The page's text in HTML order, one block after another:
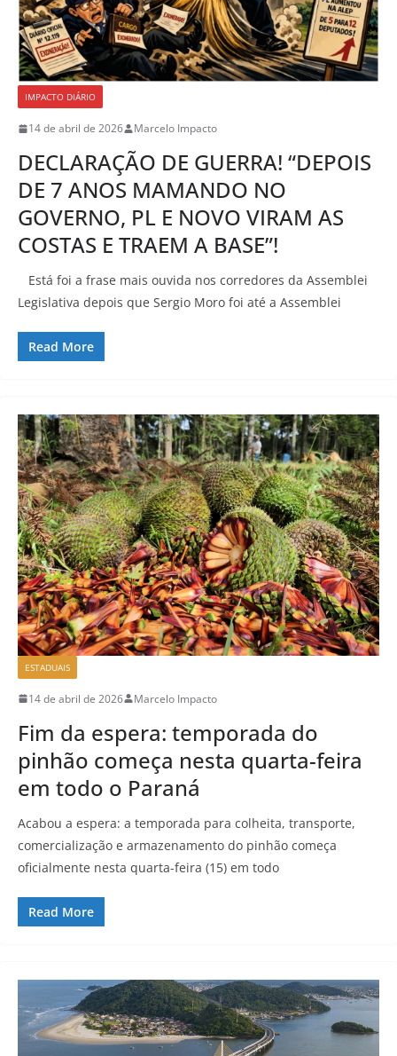
IMPACTO DIÁRIO
14 de abril de 2026 Marcelo Impacto
DECLARAÇÃO DE GUERRA! “DEPOIS
DE 7 ANOS MAMANDO NO
GOVERNO, PL E NOVO VIRAM AS
COSTAS E TRAEM A BASE”!
Está foi a frase mais ouvida nos corredores da Assemblei
Legislativa depois que Sergio Moro foi até a Assemblei
Read More
ESTADUAIS
14 de abril de 2026 Marcelo Impacto
Fim da espera: temporada do
pinhão começa nesta quarta-feira
em todo o Paraná
Acabou a espera: a temporada para colheita, transporte,
comercialização e armazenamento do pinhão começa
oficialmente nesta quarta-feira (15) em todo
Read More